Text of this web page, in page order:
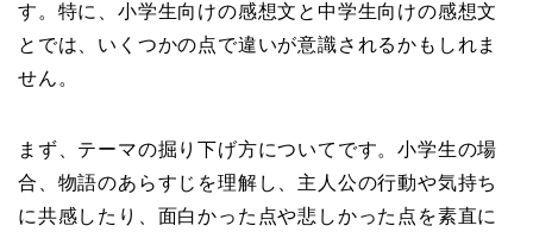
す。特に、小学生向けの感想文と中学生向けの感想文
とでは、いくつかの点で違いが意識されるかもしれま
せん。
まず、テーマの掘り下げ方についてです。小学生の場
合、物語のあらすじを理解し、主人公の行動や気持ち
に共感したり、面白かった点や悲しかった点を素直に